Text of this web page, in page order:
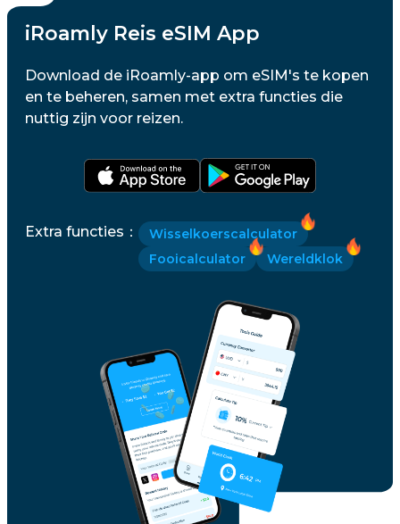
iRoamly Reis eSIM App
Download de iRoamly-app om eSIM's te kopen
en te beheren, samen met extra functies die
nuttig zijn voor reizen.
Extra functies ：
Wisselkoerscalculator
Fooicalculator
Wereldklok